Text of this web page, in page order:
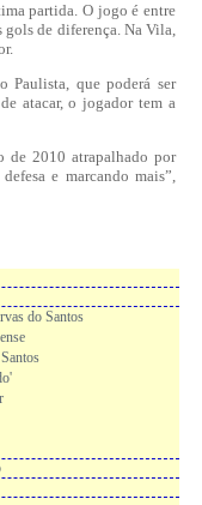
partida. O jogo é entre
gols de diferença. Na Vila,
Paulista, que poderá ser
atacar, o jogador tem a
de 2010 atrapalhado por
e marcando mais”,
do Santos